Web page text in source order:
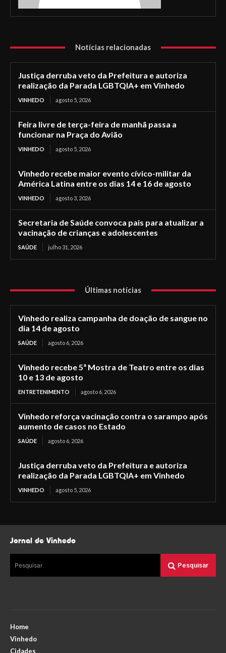
Notícias relacionadas
Justiça derruba veto da Prefeitura e autoriza
realização da Parada LGBTQIA+ em Vinhedo
VINHEDO agosto 5, 2026
Feira livre de terça-feira de manhã passa a
funcionar na Praça do Avião
VINHEDO agosto 5, 2026
Vinhedo recebe maior evento cívico-militar da
América Latina entre os dias 14 e 16 de agosto
VINHEDO agosto 3, 2026
Secretaria de Saúde convoca pais para atualizar a
vacinação de crianças e adolescentes
SAÚDE julho 31, 2026
Últimas notícias
Vinhedo realiza campanha de doação de sangue no
dia 14 de agosto
SAÚDE agosto 6, 2026
Vinhedo recebe 5ª Mostra de Teatro entre os dias
10 e 13 de agosto
ENTRETENIMENTO agosto 6, 2026
Vinhedo reforça vacinação contra o sarampo após
aumento de casos no Estado
SAÚDE agosto 6, 2026
Justiça derruba veto da Prefeitura e autoriza
realização da Parada LGBTQIA+ em Vinhedo
VINHEDO agosto 5, 2026
Jornal de Vinhedo
Pesquisar Pesquisar
Home
Vinhedo
Cidades